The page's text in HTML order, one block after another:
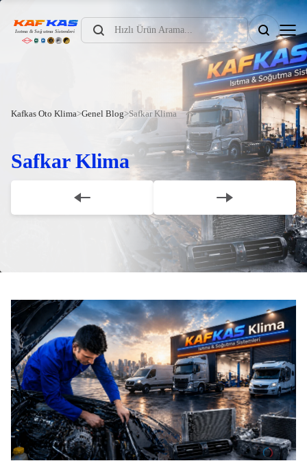
Products
search
Kafkas Oto Klima>Genel Blog>Safkar Klima
Safkar Klima